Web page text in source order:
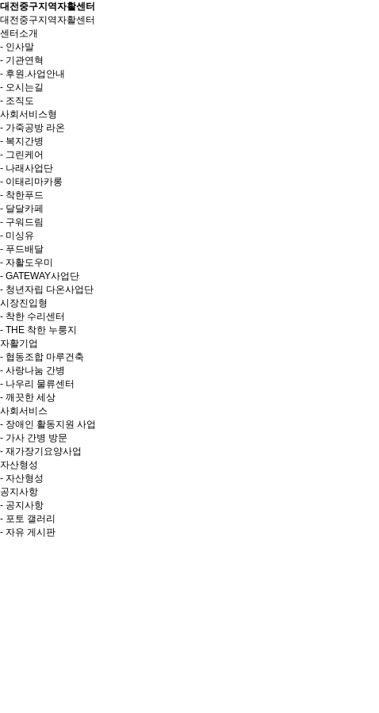
대전중구지역자활센터
대전중구지역자활센터
센터소개
- 인사말
- 기관연혁
- 후원.사업안내
- 오시는길
- 조직도
사회서비스형
- 가죽공방 라온
- 복지간병
- 그린케어
- 나래사업단
- 이태리마카롱
- 착한푸드
- 달달카페
- 구워드림
- 미싱유
- 푸드배달
- 자활도우미
- GATEWAY사업단
- 청년자립 다온사업단
시장진입형
- 착한 수리센터
- THE 착한 누룽지
자활기업
- 협동조합 마루건축
- 사랑나눔 간병
- 나우리 물류센터
- 깨끗한 세상
사회서비스
- 장애인 활동지원 사업
- 가사 간병 방문
- 재가장기요양사업
자산형성
- 자산형성
공지사항
- 공지사항
- 포토 갤러리
- 자유 게시판